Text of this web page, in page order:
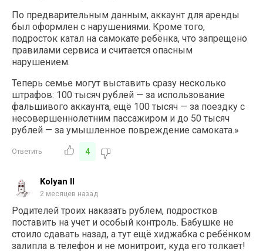
По предварительным данным, аккаунт для аренды
был оформлен с нарушениями. Кроме того,
подросток катал на самокате ребёнка, что запрещено
правилами сервиса и считается опасным
нарушением.
Теперь семье могут выставить сразу несколько
штрафов: 100 тысяч рублей — за использование
фальшивого аккаунта, ещё 100 тысяч — за поездку с
несовершеннолетним пассажиром и до 50 тысяч
рублей — за умышленное повреждение самоката.»
Ответить 4
Kolyan II
2 месяцев назад
Родителей троих наказать рублем, подростков
поставить на учет и особый контроль. Бабушке не
стоило сдавать назад, а тут ещё хиджабка с ребёнком
залипла в телефон и не монитроит, куда его толкает!